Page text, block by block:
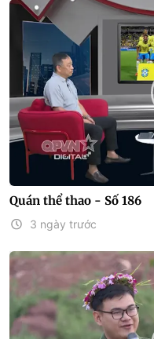
Quán thể thao - Số 186
3 ngày trước